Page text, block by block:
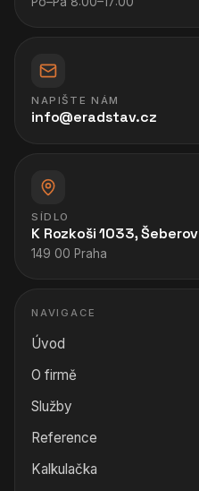
NAPIŠTE NÁM
info@eradstav.cz
SÍDLO
K Rozkoši 1033, Šeberov
149 00 Praha
NAVIGACE
Úvod
O firmě
Služby
Reference
Kalkulačka